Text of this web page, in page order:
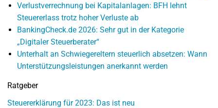
Verlustverrechnung bei Kapitalanlagen: BFH lehnt
Steuererlass trotz hoher Verluste ab
BankingCheck.de 2026: Sehr gut in der Kategorie
„Digitaler Steuerberater“
Unterhalt an Schwiegereltern steuerlich absetzen: Wann
Unterstützungsleistungen anerkannt werden
Ratgeber
Steuererklärung für 2023: Das ist neu